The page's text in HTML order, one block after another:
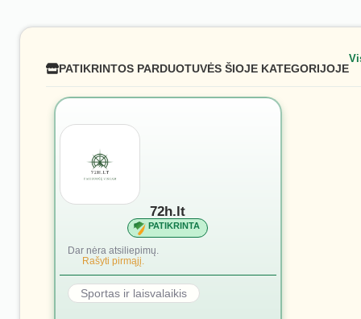
PATIKRINTOS PARDUOTUVĖS ŠIOJE KATEGORIJOJE
72h.lt
PATIKRINTA
Dar nėra atsiliepimų.
Rašyti pirmąjį.
Sportas ir laisvalaikis